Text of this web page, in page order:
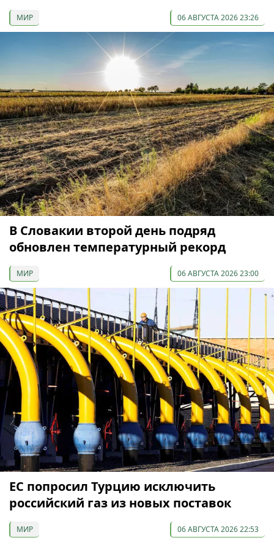
МИР 06 АВГУСТА 2026 23:26
В Словакии второй день подряд
обновлен температурный рекорд
МИР 06 АВГУСТА 2026 23:00
ЕС попросил Турцию исключить
российский газ из новых поставок
МИР 06 АВГУСТА 2026 22:53